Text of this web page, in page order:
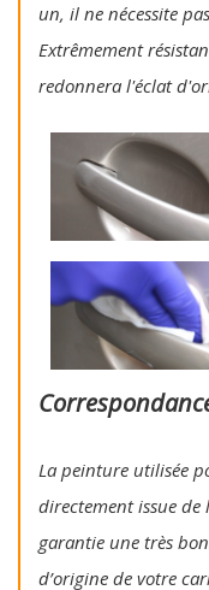
un, il ne nécessite
Extrêmement
redonnera l'éclat
La peinture utilisée
directement issue
garantie une très
d’origine de votre